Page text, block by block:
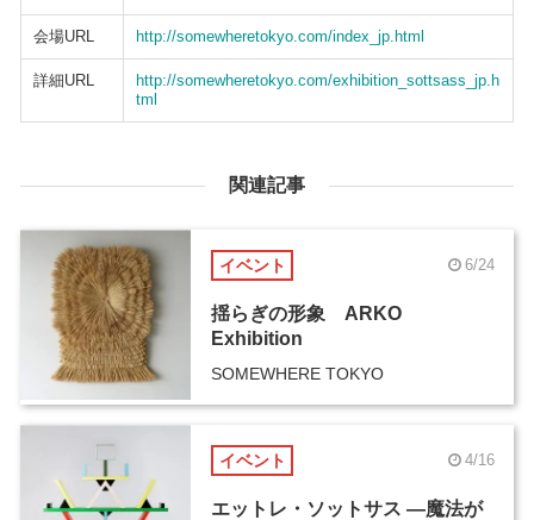
会場URL http://somewheretokyo.com/index_jp.html
詳細URL
http://somewheretokyo.com/exhibition_sottsass_jp.h
tml
関連記事
イベント 6/24
揺らぎの形象 ARKO
Exhibition
SOMEWHERE TOKYO
イベント 4/16
エットレ・ソットサス ―魔法が